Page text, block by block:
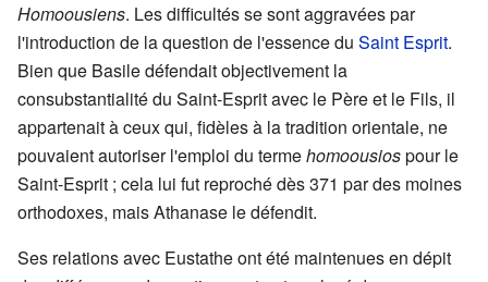
Homoousiens. Les difficultés se sont aggravées par
l'introduction de la question de l'essence du Saint Esprit.
Bien que Basile défendait objectivement la
consubstantialité du Saint-Esprit avec le Père et le Fils, il
appartenait à ceux qui, fidèles à la tradition orientale, ne
pouvaient autoriser l'emploi du termehomoousiospour le
Saint-Esprit ; cela lui fut reproché dès 371 par des moines
orthodoxes, mais Athanase le défendit.
Ses relations avec Eustathe ont été maintenues en dépit